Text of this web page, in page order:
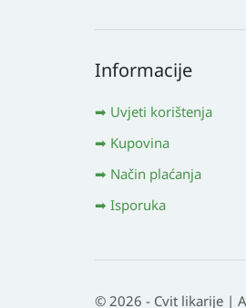
Informacije
Uvjeti korištenja
Kupovina
Način plaćanja
Isporuka
© 2026 - Cvit likarije |